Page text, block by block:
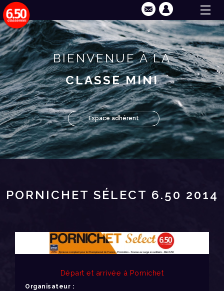
BIENVENUE À LA
CLASSE MINI
Espace adhérent
PORNICHET SÉLECT 6.50 2014
Départ et arrivée à Pornichet
Organisateur :